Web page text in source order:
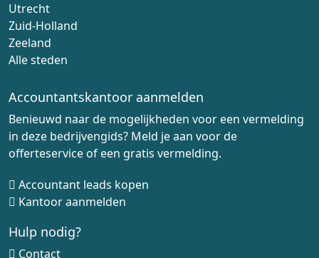
Utrecht
Zuid-Holland
Zeeland
Alle steden
Accountantskantoor aanmelden
Benieuwd naar de mogelijkheden voor een vermelding
in deze bedrijvengids? Meld je aan voor de
offerteservice of een gratis vermelding.
Accountant leads kopen
Kantoor aanmelden
Hulp nodig?
Contact